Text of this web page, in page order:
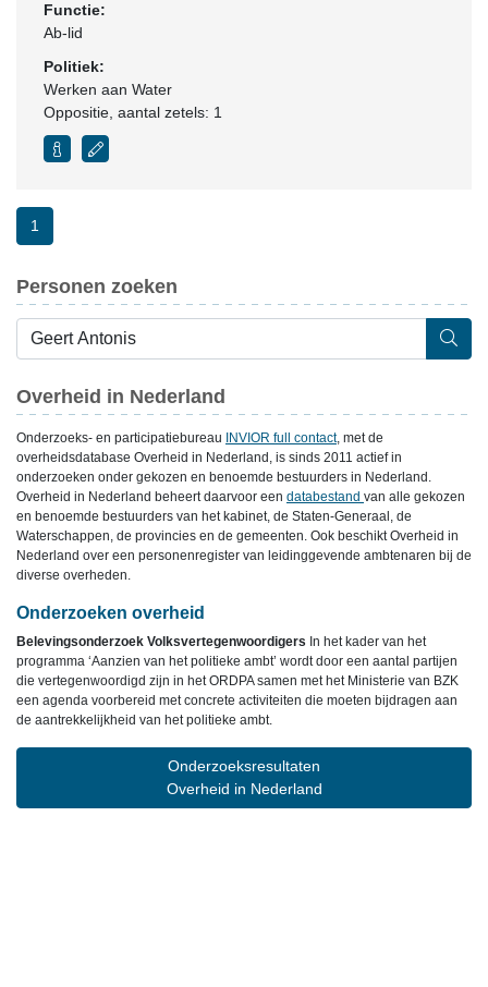
Functie:
Ab-lid
Politiek:
Werken aan Water
Oppositie , aantal zetels: 1
1
Personen zoeken
Overheid in Nederland
Onderzoeks- en participatiebureau INVIOR full contact, met de
overheidsdatabase Overheid in Nederland, is sinds 2011 actief in
onderzoeken onder gekozen en benoemde bestuurders in Nederland.
Overheid in Nederland beheert daarvoor een databestand van alle gekozen
en benoemde bestuurders van het kabinet, de Staten-Generaal, de
Waterschappen, de provincies en de gemeenten. Ook beschikt Overheid in
Nederland over een personenregister van leidinggevende ambtenaren bij de
diverse overheden.
Onderzoeken overheid
Belevingsonderzoek Volksvertegenwoordigers In het kader van het
programma ‘Aanzien van het politieke ambt’ wordt door een aantal partijen
die vertegenwoordigd zijn in het ORDPA samen met het Ministerie van BZK
een agenda voorbereid met concrete activiteiten die moeten bijdragen aan
de aantrekkelijkheid van het politieke ambt.
Onderzoeksresultaten
Overheid in Nederland